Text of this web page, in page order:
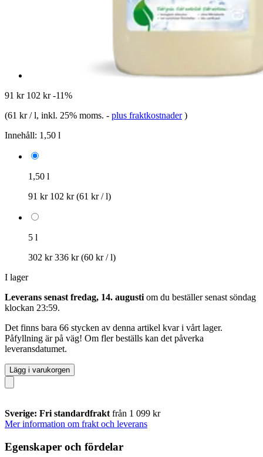
91 kr 102 kr -11%
(61 kr / l, inkl. 25% moms. - plus fraktkostnader )
Innehåll: 1,50 l
1,50 l
91 kr 102 kr (61 kr / l)
5 l
302 kr336 kr (60 kr / l)
I lager
Leverans senast fredag, 14. augusti om du beställer senast söndag
klockan 23:59.
Det finns bara 66 stycken av denna artikel kvar i vårt lager.
Påfyllning är på väg! Om fler beställs kan det påverka
leveransdatumet.
Lägg i varukorgen
Sverige: Fri standardfrakt från 1 099 kr
Mer information om frakt och leverans
Egenskaper och fördelar